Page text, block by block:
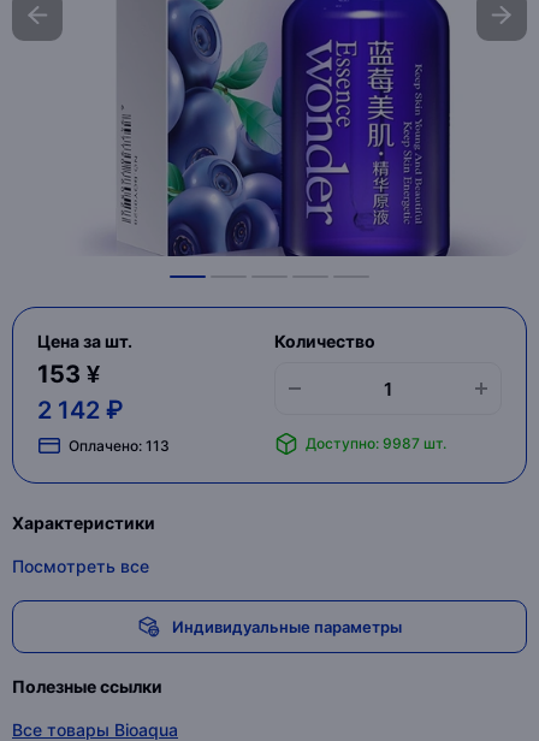
Цена за шт.
153 ¥
2 142 ₽
Оплачено: 113
Количество
Доступно: 9987 шт.
Характеристики
Посмотреть все
Индивидуальные параметры
Полезные ссылки
Все товары Bioaqua